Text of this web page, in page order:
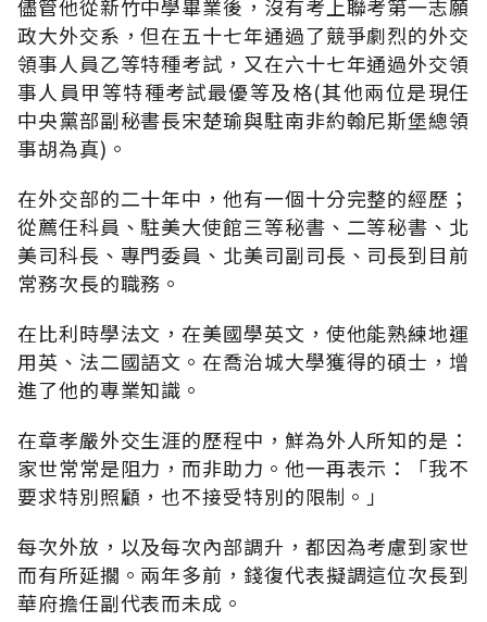
儘管他從新竹中學畢業後，沒有考上聯考第一志願
政大外交系，但在五十七年通過了競爭劇烈的外交
領事人員乙等特種考試，又在六十七年通過外交領
事人員甲等特種考試最優等及格(其他兩位是現任
中央黨部副秘書長宋楚瑜與駐南非約翰尼斯堡總領
事胡為真)。
在外交部的二十年中，他有一個十分完整的經歷；
從薦任科員、駐美大使館三等秘書、二等秘書、北
美司科長、專門委員、北美司副司長、司長到目前
常務次長的職務。
在比利時學法文，在美國學英文，使他能熟練地運
用英、法二國語文。在喬治城大學獲得的碩士，增
進了他的專業知識。
在章孝嚴外交生涯的歷程中，鮮為外人所知的是：
家世常常是阻力，而非助力。他一再表示：「我不
要求特別照顧，也不接受特別的限制。」
每次外放，以及每次內部調升，都因為考慮到家世
而有所延擱。兩年多前，錢復代表擬調這位次長到
華府擔任副代表而未成。